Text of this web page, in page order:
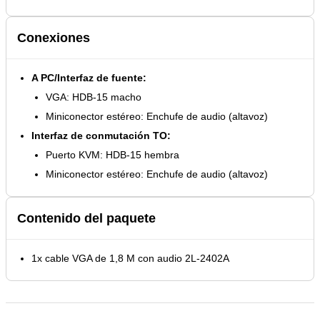
Conexiones
A PC/Interfaz de fuente:
VGA: HDB-15 macho
Miniconector estéreo: Enchufe de audio (altavoz)
Interfaz de conmutación TO:
Puerto KVM: HDB-15 hembra
Miniconector estéreo: Enchufe de audio (altavoz)
Contenido del paquete
1x cable VGA de 1,8 M con audio 2L-2402A